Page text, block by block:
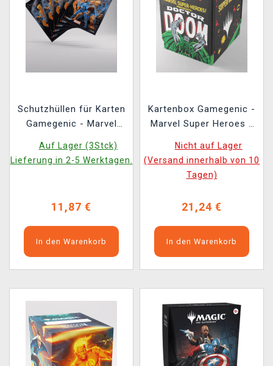
Schutzhüllen für Karten
Gamegenic - Marvel
Premium Double
Sleeving The Fantastic
Auf Lager (3Stck)
Lieferung in 2-5 Werktagen.
11,87 €
In den Warenkorb
Kartenbox Gamegenic -
Marvel Super Heroes -
Convertible Doctor
Doom
Nicht auf Lager
(Versand innerhalb von 10
Tagen)
21,24 €
In den Warenkorb